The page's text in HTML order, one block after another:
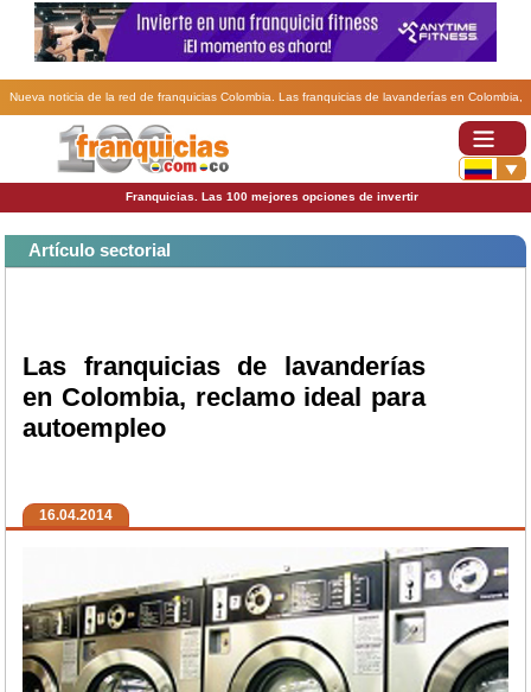
Nueva noticia de la red de franquicias Colombia. Las franquicias de lavanderías en Colombia,
reclamo ideal para autoempleo.
Franquicias. Las 100 mejores opciones de invertir
Artículo sectorial
Las franquicias de lavanderías
en Colombia, reclamo ideal para
autoempleo
16.04.2014